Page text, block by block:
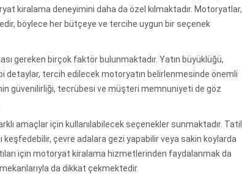
kiralama deneyimini daha da özel kılmaktadır. Motoryatlar,
böylece her bütçeye ve tercihe uygun bir seçenek
gereken birçok faktör bulunmaktadır. Yatın büyüklüğü,
detaylar, tercih edilecek motoryatın belirlenmesinde önemli
güvenilirliği, tecrübesi ve müşteri memnuniyeti de göz
amaçlar için kullanılabilecek seçenekler sunmaktadır. Tatil
keşfedebilir, çevre adalara gezi yapabilir veya sakin koylarda
için motoryat kiralama hizmetlerinden faydalanmak da
da dikkat çekmektedir.